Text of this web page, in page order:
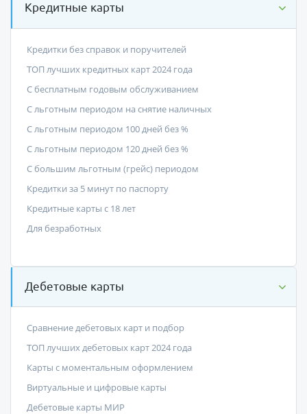
Кредитные карты
Кредитки без справок и поручителей
ТОП лучших кредитных карт 2024 года
С бесплатным годовым обслуживанием
С льготным периодом на снятие наличных
С льготным периодом 100 дней без %
С льготным периодом 120 дней без %
С большим льготным (грейс) периодом
Кредитки за 5 минут по паспорту
Кредитные карты с 18 лет
Для безработных
Дебетовые карты
Сравнение дебетовых карт и подбор
ТОП лучших дебетовых карт 2024 года
Карты с моментальным оформлением
Виртуальные и цифровые карты
Дебетовые карты МИР